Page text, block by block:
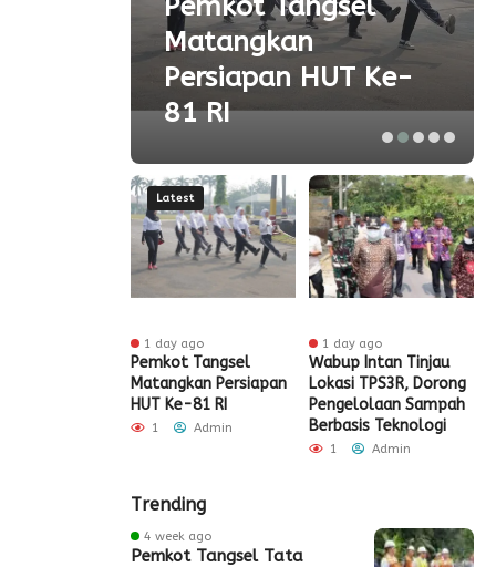
Matangkan
Persiapan HUT Ke-
81 RI
Latest
1 day ago
Pemkot Tangsel
Matangkan Persiapan
HUT Ke-81 RI
1 Admin
1 day ago
Wabup Intan Tinjau
Lokasi TPS3R, Dorong
Pengelolaan Sampah
Berbasis Teknologi
1 Admin
Trending
4 week ago
Pemkot Tangsel Tata